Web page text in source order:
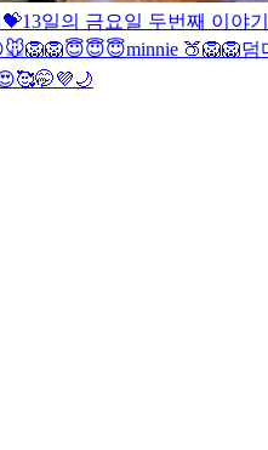
13일의 금요일 두번째 이야
🐭🦁🦁😇😇😇minnie 🍑🦁🦁덤
🌙